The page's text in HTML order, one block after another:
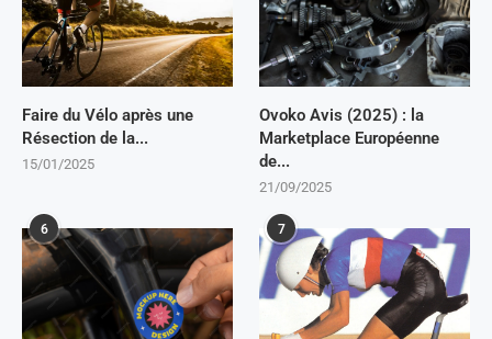
Faire du Vélo après une
Résection de la...
15/01/2025
Ovoko Avis (2025) : la
Marketplace Européenne
de...
21/09/2025
6 7